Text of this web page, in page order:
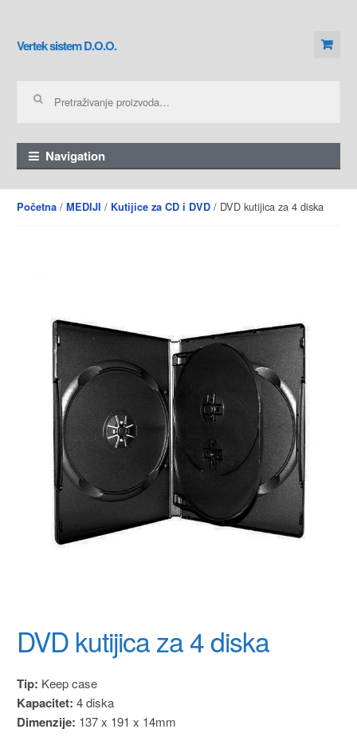
Skip to navigation
Skip to content
Vertek sistem D.O.O.
Navigation
Početna/ MEDIJI / Kutijice za CD i DVD/ DVD kutijica za 4 diska
DVD kutijica za 4 diska
Tip: Keep case
Kapacitet: 4 diska
Dimenzije: 137 x 191 x 14mm